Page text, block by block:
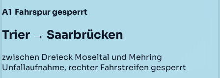
A1 Fahrspur gesperrt
Trier → Saarbrücken
zwischen Dreieck Moseltal und Mehring
Unfallaufnahme, rechter Fahrstreifen gesperrt